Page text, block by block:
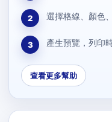
2 選擇格線、顏色
3 產生預覽，列印
查看更多幫助